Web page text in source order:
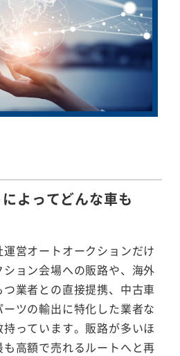
によってどんな車も
営オートオークションだけ
ョン会場への販路や、海外
業者との直接提携、中古車
ツの輸出に特化した業者な
っています。販路が多いほ
高額で売れるルートへと再